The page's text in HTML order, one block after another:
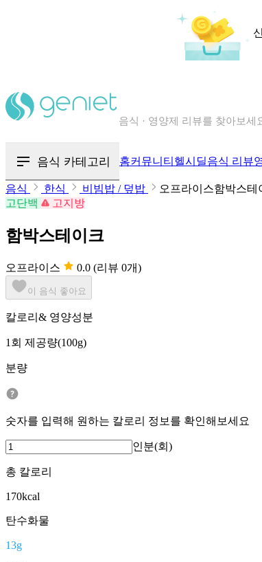
칼로리와 영양성분을 검색해보
음식 카테고리 홈커뮤니티 헬시딜음식 리뷰
음식 한식 비빔밥 / 덮밥
오프라이스함박스테
고단백
고지방
함박스테이크
오프라이스 0.0 (리뷰 0개)
이 음식 좋아요
칼로리& 영양성분
1회 제공량(100g)
분량
숫자를 입력해 원하는 칼로리 정보를 확인해보세요
인분(회)
총 칼로리
170kcal
탄수화물
13g